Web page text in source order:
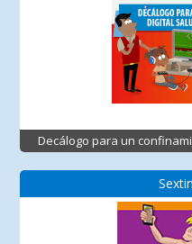
Decálogo para un